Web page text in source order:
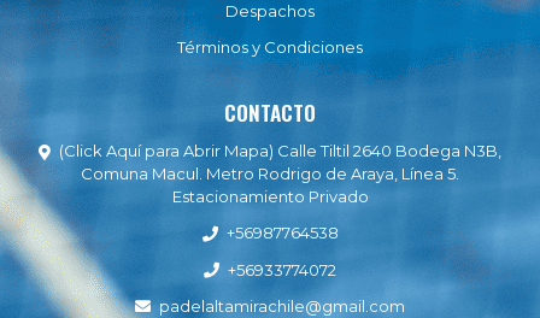
Despachos
Términos y Condiciones
CONTACTO
(Click Aquí para Abrir Mapa) Calle Tiltil 2640 Bodega N3B,
Comuna Macul. Metro Rodrigo de Araya, Línea 5.
Estacionamiento Privado
+56987764538
+56933774072
padelaltamirachile@gmail.com